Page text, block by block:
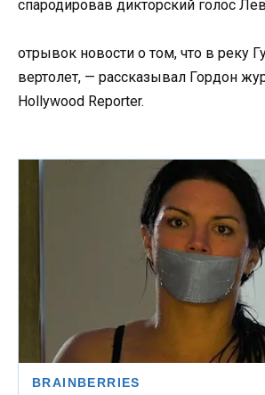
спародировав дикторский голос
отрывок новости о том, что в реку
вертолет, — рассказывал Гордон
Hollywood Reporter.